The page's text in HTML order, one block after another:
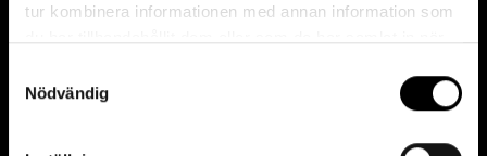
tur kombinera informationen med annan information som
cookies.
Nödvändig
Photo: Birgit Walsh.
10. Vrouw Maria